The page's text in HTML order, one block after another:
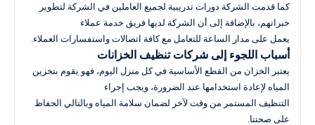
كما قدمت الشركة دورات تدريبية لجميع العاملين في الشركة لتطوير
خبراتهم، بالإضافة إلى أن الشركة لديها فريق خدمة عملاء
يعمل على مدار الساعة للتعامل مع كافة اتصالات واستفسارات العملاء.
أسباب اللجوء إلى شركات تنظيف الخزانات
يعتبر الخزان من القطع الأساسية في كل منزل اليوم، فهو يقوم بتخزين
المياه لإعادة استخدامها عند الضرورة، ويجب إجراء
التنظيف المستمر من وقت لآخر لضمان سلامة المياه وبالتالي الحفاظ
على صحتنا.